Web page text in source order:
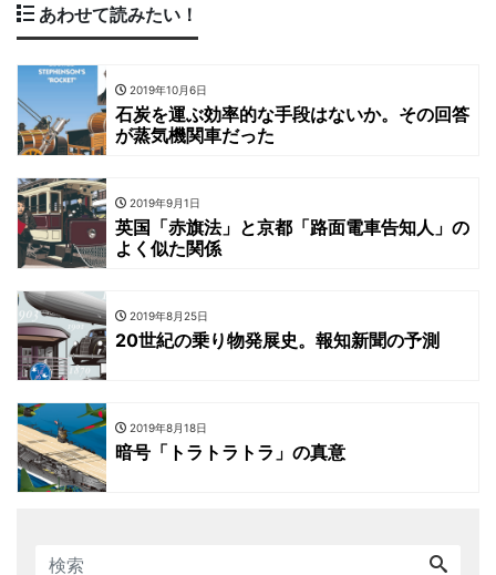
あわせて読みたい！
2019年10月6日
石炭を運ぶ効率的な手段はないか。その回答
が蒸気機関車だった
2019年9月1日
英国「赤旗法」と京都「路面電車告知人」の
よく似た関係
2019年8月25日
20世紀の乗り物発展史。報知新聞の予測
2019年8月18日
暗号「トラトラトラ」の真意